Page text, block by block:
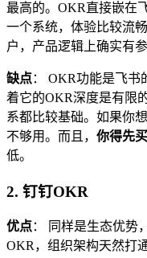
最高的。OKR直接嵌在
一个系统，体验比较流
户，产品逻辑上确实有参
缺点： OKR功能是飞书
着它的OKR深度是有
系都比较基础。如果你
不够用。而且， 你得先
低。
2. 钉钉OKR
优点： 同样是生态优势
OKR，组织架构天然打